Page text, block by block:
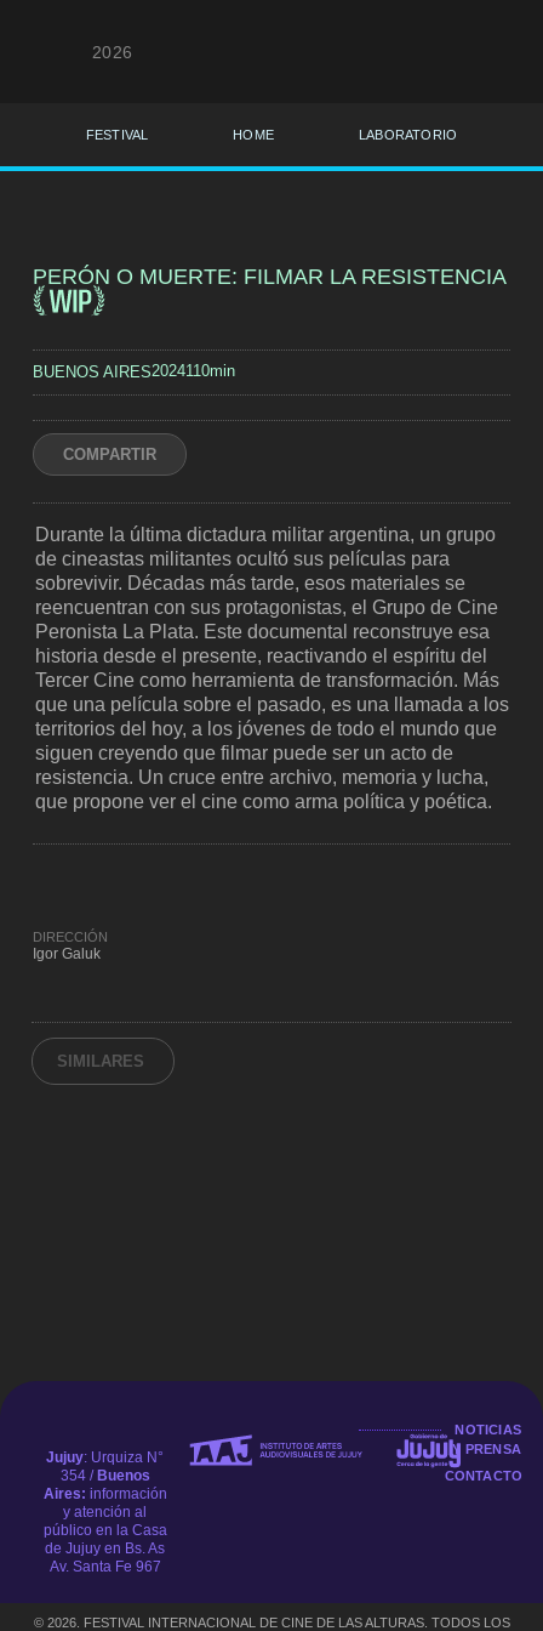
2026
FESTIVAL HOME LABORATORIO
PERÓN O MUERTE: FILMAR LA RESISTENCIA
BUENOS AIRES2024110min
COMPARTIR
Durante la última dictadura militar argentina, un grupo
de cineastas militantes ocultó sus películas para
sobrevivir. Décadas más tarde, esos materiales se
reencuentran con sus protagonistas, el Grupo de Cine
Peronista La Plata. Este documental reconstruye esa
historia desde el presente, reactivando el espíritu del
Tercer Cine como herramienta de transformación. Más
que una película sobre el pasado, es una llamada a los
territorios del hoy, a los jóvenes de todo el mundo que
siguen creyendo que filmar puede ser un acto de
resistencia. Un cruce entre archivo, memoria y lucha,
que propone ver el cine como arma política y poética.
DIRECCIÓN
Igor Galuk
SIMILARES
Jujuy: Urquiza N°
354 /Buenos
Aires: información
y atención al
público en la Casa
de Jujuy en Bs. As
Av. Santa Fe 967
NOTICIAS
Y PRENSA
CONTACTO
© 2026. FESTIVAL INTERNACIONAL DE CINE DE LAS ALTURAS. TODOS LOS